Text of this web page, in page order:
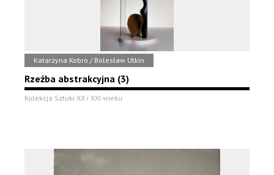
Katarzyna Kobro / Bolesław Utkin
Rzeźba abstrakcyjna (3)
Kolekcja Sztuki XX i XXI wieku